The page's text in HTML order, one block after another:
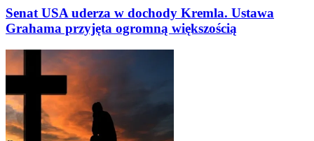
Senat USA uderza w dochody Kremla. Ustawa
Grahama przyjęta ogromną większością